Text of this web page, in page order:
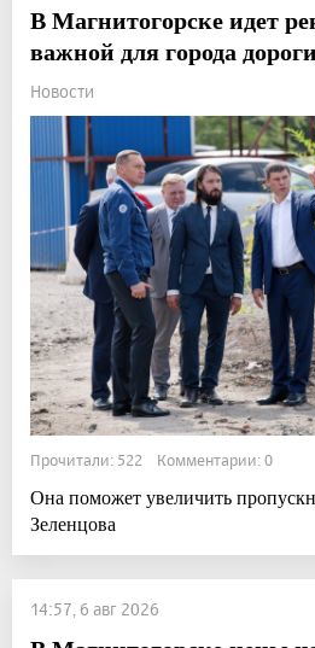
В Магнитогорске идет
важной для города дороги
Новости
Прочитали: 522 Комментарии: 0
Она поможет увеличить
Зеленцова
14:57, 6 авг 2026